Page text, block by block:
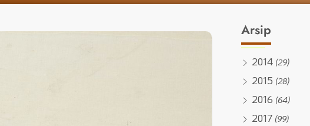
Arsip
2014 (29)
2015 (28)
2016 (64)
2017 (99)